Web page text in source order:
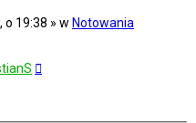
o 19:38 » w Notowania